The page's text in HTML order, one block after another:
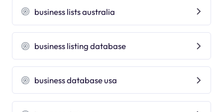
business lists australia
business listing database
business database usa